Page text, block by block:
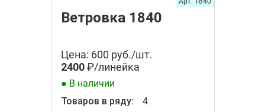
Ветровка 1840
Цена: 600 руб./шт.
2400₽/линейка
● В наличии
Товаров в ряду:
4